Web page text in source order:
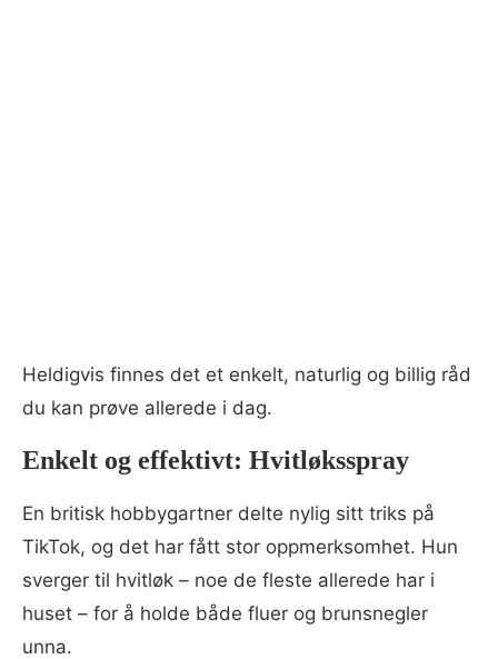
Heldigvis finnes det et enkelt, naturlig og billig råd
du kan prøve allerede i dag.
Enkelt og effektivt: Hvitløksspray
En britisk hobbygartner delte nylig sitt triks på
TikTok, og det har fått stor oppmerksomhet. Hun
sverger til hvitløk – noe de fleste allerede har i
huset – for å holde både fluer og brunsnegler
unna.